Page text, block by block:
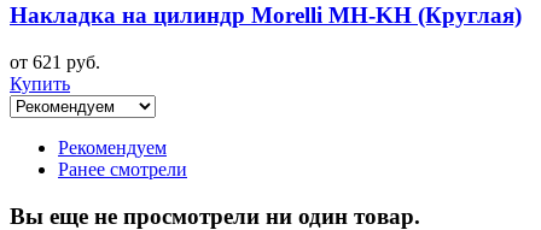
Накладка на цилиндр Morelli MH-KH (Круглая)
от 621 руб.
Купить
Рекомендуем
Ранее смотрели
Вы еще не просмотрели ни один товар.